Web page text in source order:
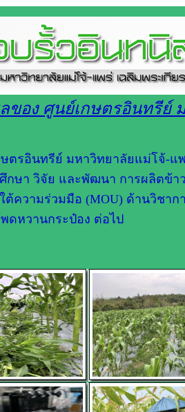
ของ ศูนย์เกษตรอินทรีย์
ษตรอินทรีย์ มหาวิทยาลัยแม่โจ้-แ
กษา วิจัย และพัฒนา การผลิตข้
ความร่วมมือ (MOU) ด้านวิชาก
ดหวานกระป๋อง ต่อไป